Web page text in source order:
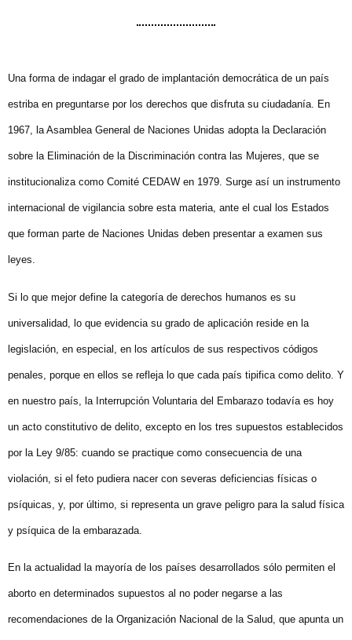
Una forma de indagar el grado de implantación democrática de un país
estriba en preguntarse por los derechos que disfruta su ciudadanía. En
1967, la Asamblea General de Naciones Unidas adopta la Declaración
sobre la Eliminación de la Discriminación contra las Mujeres, que se
institucionaliza como Comité CEDAW en 1979. Surge así un instrumento
internacional de vigilancia sobre esta materia, ante el cual los Estados
que forman parte de Naciones Unidas deben presentar a examen sus
leyes.
Si lo que mejor define la categoría de derechos humanos es su
universalidad, lo que evidencia su grado de aplicación reside en la
legislación, en especial, en los artículos de sus respectivos códigos
penales, porque en ellos se refleja lo que cada país tipifica como delito. Y
en nuestro país, la Interrupción Voluntaria del Embarazo todavía es hoy
un acto constitutivo de delito, excepto en los tres supuestos establecidos
por la Ley 9/85: cuando se practique como consecuencia de una
violación, si el feto pudiera nacer con severas deficiencias físicas o
psíquicas, y, por último, si representa un grave peligro para la salud física
y psíquica de la embarazada.
En la actualidad la mayoría de los países desarrollados sólo permiten el
aborto en determinados supuestos al no poder negarse a las
recomendaciones de la Organización Nacional de la Salud, que apunta un